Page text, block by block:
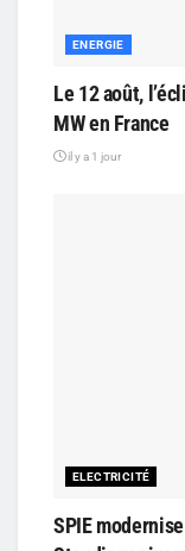
ENERGIE
Le 12 août,
MW en France
il y a 1 jour
ELECTRICITÉ
SPIE